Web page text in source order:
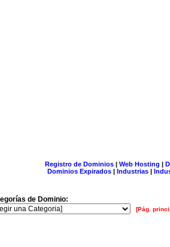
Registro de Dominios| Web Hosting |
Dominios Expirados | Industrias |
de Dominio:
[Pág.